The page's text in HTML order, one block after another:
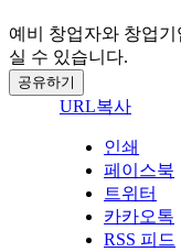
예비 창업자와 창업
실 수 있습니다.
공유하기
URL복사
인쇄
페이스북
트위터
카카오톡
RSS 피드